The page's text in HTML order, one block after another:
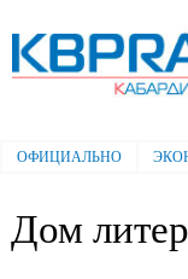
Электронная газета
Балкарская правда"
Главное меню
ОФИЦИАЛЬНО
Дом